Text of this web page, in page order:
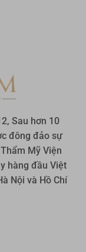
Sau hơn 10
đông đảo sự
Mỹ Viện
hàng đầu Việt
Nội và Hồ Chí